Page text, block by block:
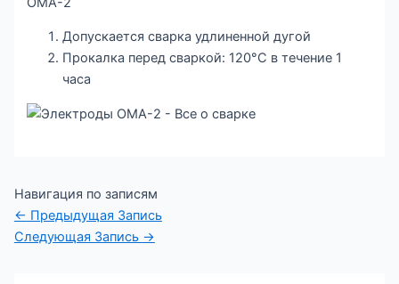
Допускается сварка удлиненной дугой
Прокалка перед сваркой: 120°С в течение 1
часа
Навигация по записям
← Предыдущая Запись
Следующая Запись →